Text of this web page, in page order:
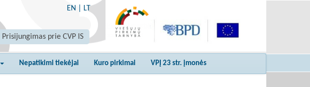
EN LT
Prisijungimas prie CVP IS
Nepatikimi tiekėjai Kuro pirkimai VPĮ 23 str. įmonės